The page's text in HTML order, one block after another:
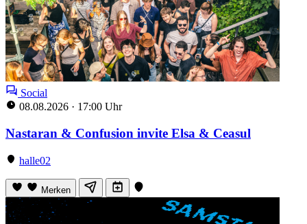
Social
08.08.2026 · 17:00 Uhr
Nastaran & Confusion invite Elsa & Ceasul
halle02
Merken